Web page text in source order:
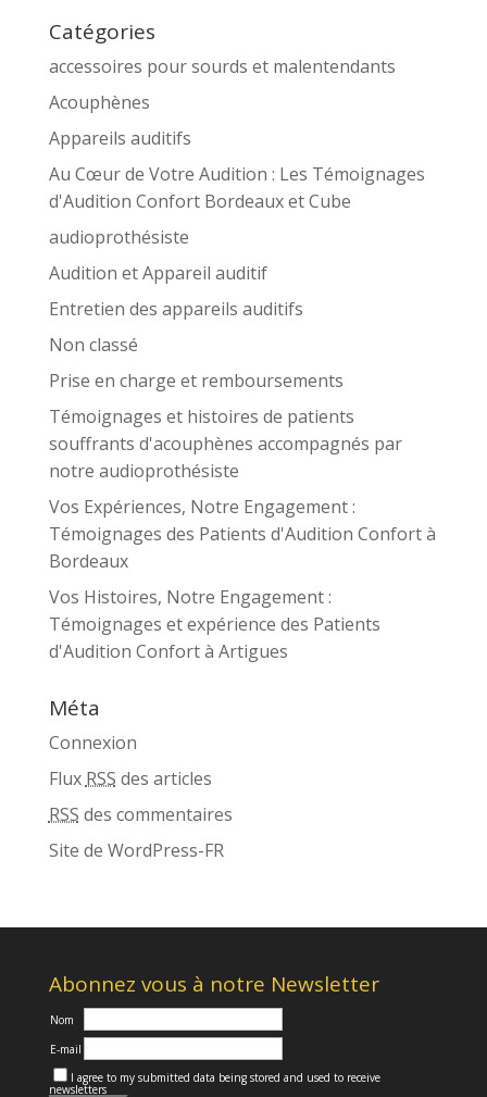
Catégories
accessoires pour sourds et malentendants
Acouphènes
Appareils auditifs
Au Cœur de Votre Audition : Les Témoignages
d'Audition Confort Bordeaux et Cube
audioprothésiste
Audition et Appareil auditif
Entretien des appareils auditifs
Non classé
Prise en charge et remboursements
Témoignages et histoires de patients
souffrants d'acouphènes accompagnés par
notre audioprothésiste
Vos Expériences, Notre Engagement :
Témoignages des Patients d'Audition Confort à
Bordeaux
Vos Histoires, Notre Engagement :
Témoignages et expérience des Patients
d'Audition Confort à Artigues
Méta
Connexion
Flux RSS des articles
RSS des commentaires
Site de WordPress-FR
Abonnez vous à notre Newsletter
Nom
E-mail
I agree to my submitted data being stored and used to receive
newsletters